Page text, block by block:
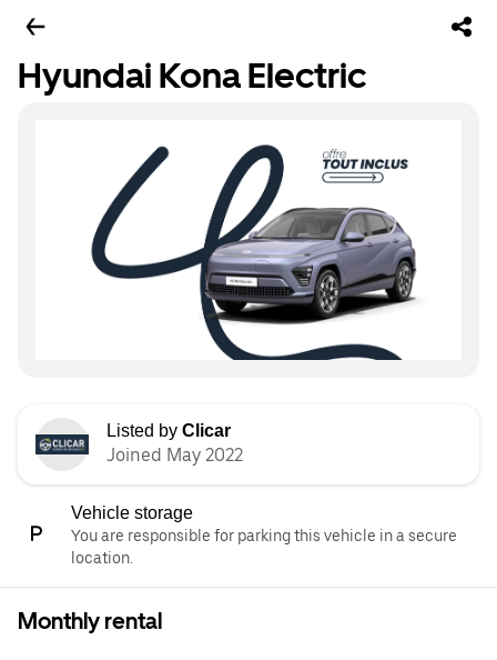
Hyundai Kona Electric
Listed by Clicar
Joined May 2022
Vehicle storage
You are responsible for parking this vehicle in a secure
location.
Monthly rental